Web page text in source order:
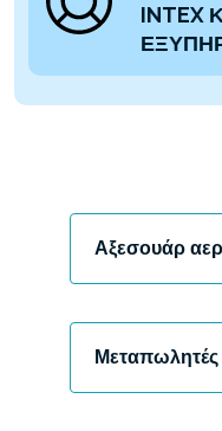
INTEX
Αξεσουάρ
Μεταπωλητές